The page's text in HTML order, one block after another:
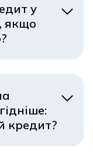
із
позику тут і
про
Клієнта
та
у
якщо
кредит?